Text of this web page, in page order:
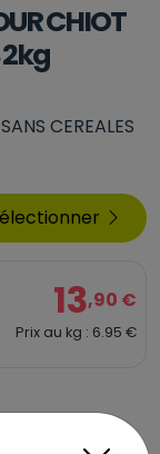
CHIOT
2kg
CEREALES
13,90 €
Prix au kg : 6.95 €